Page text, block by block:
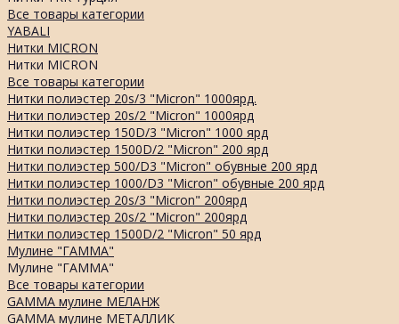
Все товары категории
YABALI
Нитки MICRON
Нитки MICRON
Все товары категории
Нитки полиэстер 20s/3 "Micron" 1000ярд.
Нитки полиэстер 20s/2 "Micron" 1000ярд
Нитки полиэстер 150D/3 "Micron" 1000 ярд
Нитки полиэстер 1500D/2 "Micron" 200 ярд
Нитки полиэстер 500/D3 "Micron" обувные 200 ярд
Нитки полиэстер 1000/D3 "Micron" обувные 200 ярд
Нитки полиэстер 20s/3 "Micron" 200ярд
Нитки полиэстер 20s/2 "Micron" 200ярд
Нитки полиэстер 1500D/2 "Micron" 50 ярд
Мулине "ГАММА"
Мулине "ГАММА"
Все товары категории
GAMMA мулине МЕЛАНЖ
GAMMA мулине МЕТАЛЛИК